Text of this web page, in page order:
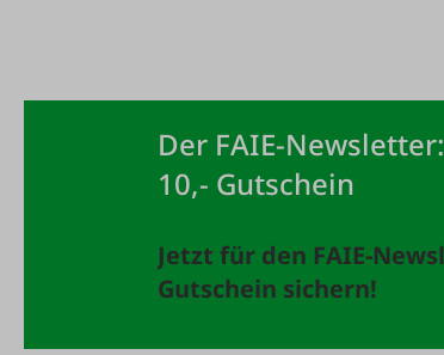
Der FAIE-Newsletter:
10,- Gutschein
Jetzt für den FAIE-
Gutschein sichern!